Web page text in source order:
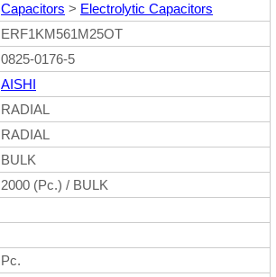
Capacitors > Electrolytic Capacitors
ERF1KM561M25OT
0825-0176-5
AISHI
RADIAL
RADIAL
BULK
2000 (Pc.) / BULK
Pc.